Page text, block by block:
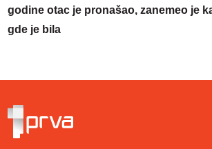
godine otac je pronašao, zanemeo je
gde je bila